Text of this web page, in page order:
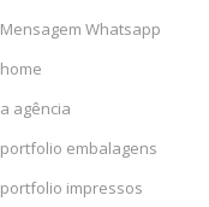
Mensagem Whatsapp
home
a agência
portfolio embalagens
portfolio impressos